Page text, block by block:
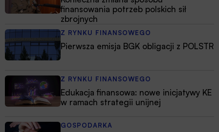
finansowania potrzeb polskich sił
zbrojnych
Z RYNKU FINANSOWEGO
Pierwsza emisja BGK obligacji z POLSTR
Z RYNKU FINANSOWEGO
Edukacja finansowa: nowe inicjatywy KE
w ramach strategii unijnej
GOSPODARKA